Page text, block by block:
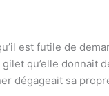
est futile de
qu’elle donnait
dégageait sa